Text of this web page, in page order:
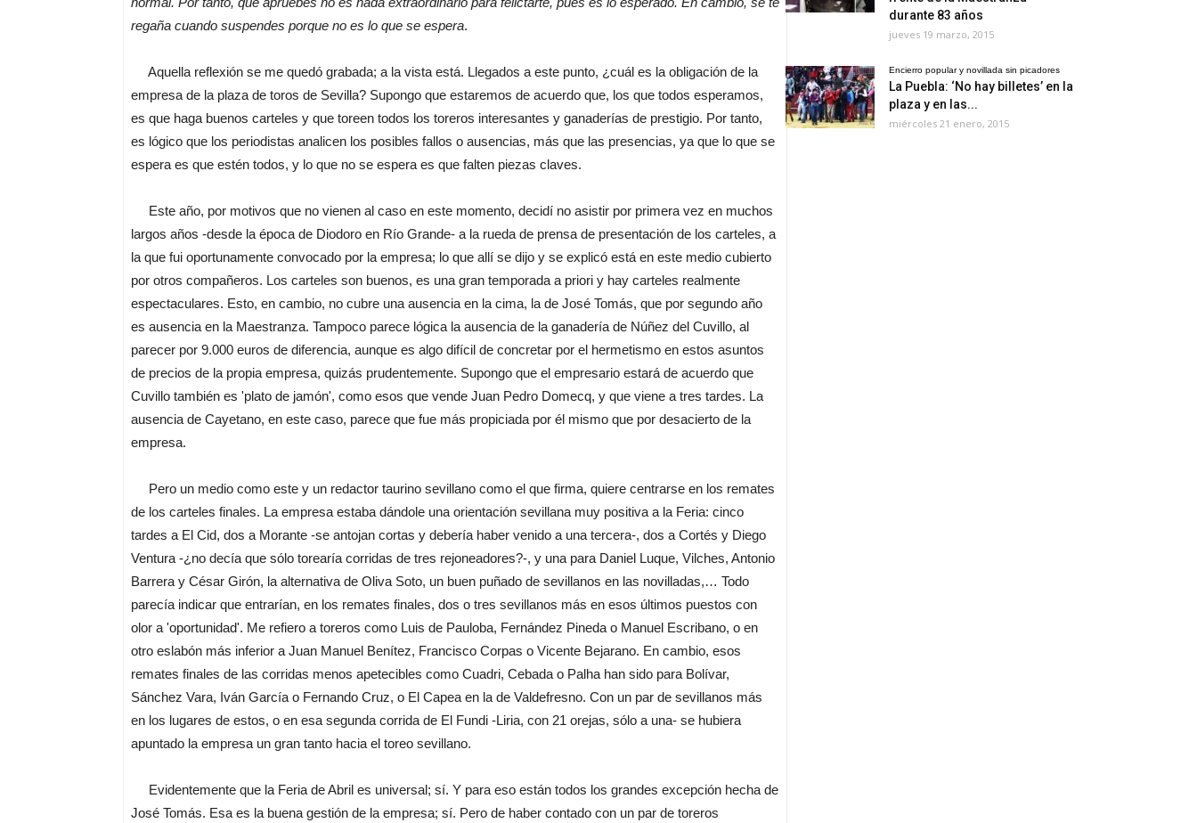
regaña cuando suspendes porque no es lo que se espera.
Aquella reflexión se me quedó grabada; a la vista está. Llegados a este punto, ¿cuál es la obligación de la
empresa de la plaza de toros de Sevilla? Supongo que estaremos de acuerdo que, los que todos esperamos,
es que haga buenos carteles y que toreen todos los toreros interesantes y ganaderías de prestigio. Por tanto,
es lógico que los periodistas analicen los posibles fallos o ausencias, más que las presencias, ya que lo que se
espera es que estén todos, y lo que no se espera es que falten piezas claves.
Este año, por motivos que no vienen al caso en este momento, decidí no asistir por primera vez en muchos
largos años -desde la época de Diodoro en Río Grande- a la rueda de prensa de presentación de los carteles, a
la que fui oportunamente convocado por la empresa; lo que allí se dijo y se explicó está en este medio cubierto
por otros compañeros. Los carteles son buenos, es una gran temporada a priori y hay carteles realmente
espectaculares. Esto, en cambio, no cubre una ausencia en la cima, la de José Tomás, que por segundo año
es ausencia en la Maestranza. Tampoco parece lógica la ausencia de la ganadería de Núñez del Cuvillo, al
parecer por 9.000 euros de diferencia, aunque es algo difícil de concretar por el hermetismo en estos asuntos
de precios de la propia empresa, quizás prudentemente. Supongo que el empresario estará de acuerdo que
Cuvillo también es 'plato de jamón', como esos que vende Juan Pedro Domecq, y que viene a tres tardes. La
ausencia de Cayetano, en este caso, parece que fue más propiciada por él mismo que por desacierto de la
empresa.
Pero un medio como este y un redactor taurino sevillano como el que firma, quiere centrarse en los remates
de los carteles finales. La empresa estaba dándole una orientación sevillana muy positiva a la Feria: cinco
tardes a El Cid, dos a Morante -se antojan cortas y debería haber venido a una tercera-, dos a Cortés y Diego
Ventura -¿no decía que sólo torearía corridas de tres rejoneadores?-, y una para Daniel Luque, Vilches, Antonio
Barrera y César Girón, la alternativa de Oliva Soto, un buen puñado de sevillanos en las novilladas,… Todo
parecía indicar que entrarían, en los remates finales, dos o tres sevillanos más en esos últimos puestos con
olor a 'oportunidad'. Me refiero a toreros como Luis de Pauloba, Fernández Pineda o Manuel Escribano, o en
otro eslabón más inferior a Juan Manuel Benítez, Francisco Corpas o Vicente Bejarano. En cambio, esos
remates finales de las corridas menos apetecibles como Cuadri, Cebada o Palha han sido para Bolívar,
Sánchez Vara, Iván García o Fernando Cruz, o El Capea en la de Valdefresno. Con un par de sevillanos más
en los lugares de estos, o en esa segunda corrida de El Fundi -Liria, con 21 orejas, sólo a una- se hubiera
apuntado la empresa un gran tanto hacia el toreo sevillano.
Evidentemente que la Feria de Abril es universal; sí. Y para eso están todos los grandes excepción hecha de
José Tomás. Esa es la buena gestión de la empresa; sí. Pero de haber contado con un par de toreros
durante 83 años
jueves 19 marzo, 2015
Encierro popular y novillada sin picadores
La Puebla: ‘No hay billetes’ en la
plaza y en las...
miércoles 21 enero, 2015